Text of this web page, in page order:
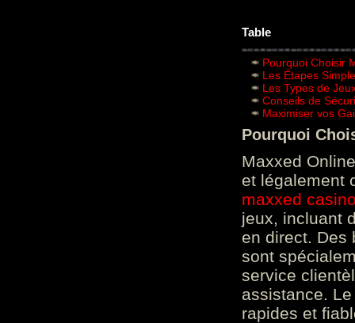
Table
Pourquoi Choisir
Les Étapes
Les Types de
Conseils de
Maximiser vos
Pourquoi
Maxxed
et légalement
maxxed
jeux, incluant
en direct. Des
sont
service
assistance.
rapides et